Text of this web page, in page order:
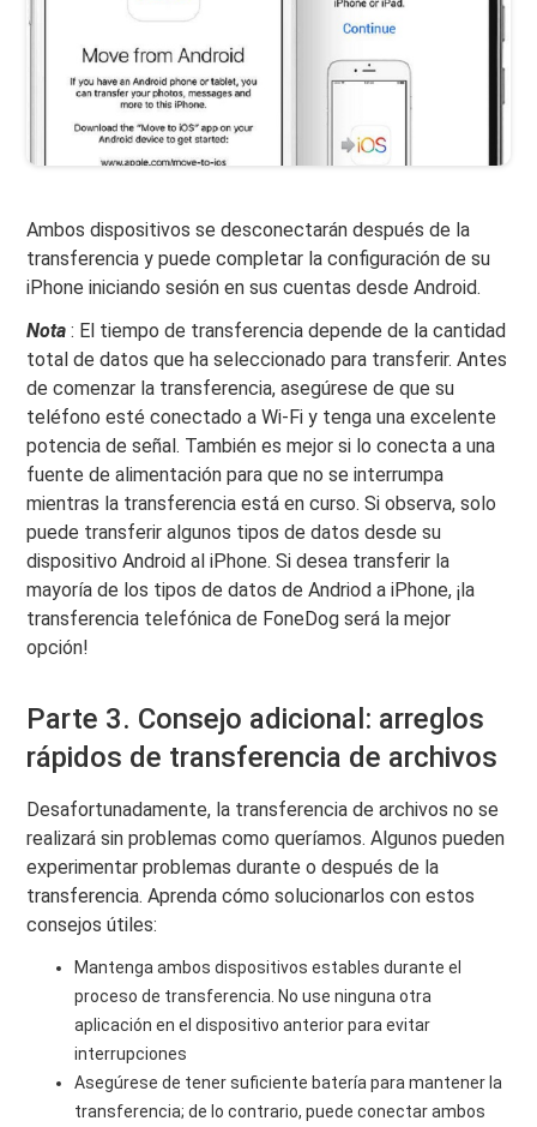
Ambos dispositivos se desconectarán después de la
transferencia y puede completar la configuración de su
iPhone iniciando sesión en sus cuentas desde Android.
Nota: El tiempo de transferencia depende de la cantidad
total de datos que ha seleccionado para transferir. Antes
de comenzar la transferencia, asegúrese de que su
teléfono esté conectado a Wi-Fi y tenga una excelente
potencia de señal. También es mejor si lo conecta a una
fuente de alimentación para que no se interrumpa
mientras la transferencia está en curso. Si observa, solo
puede transferir algunos tipos de datos desde su
dispositivo Android al iPhone. Si desea transferir la
mayoría de los tipos de datos de Andriod a iPhone, ¡la
transferencia telefónica de FoneDog será la mejor
opción!
Parte 3. Consejo adicional: arreglos
rápidos de transferencia de archivos
Desafortunadamente, la transferencia de archivos no se
realizará sin problemas como queríamos. Algunos pueden
experimentar problemas durante o después de la
transferencia. Aprenda cómo solucionarlos con estos
consejos útiles:
Mantenga ambos dispositivos estables durante el
proceso de transferencia. No use ninguna otra
aplicación en el dispositivo anterior para evitar
interrupciones
Asegúrese de tener suficiente batería para mantener la
transferencia; de lo contrario, puede conectar ambos